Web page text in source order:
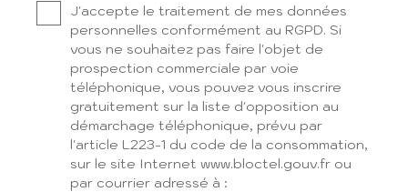
J'accepte le traitement de mes données
personnelles conformément au RGPD. Si
vous ne souhaitez pas faire l'objet de
prospection commerciale par voie
téléphonique, vous pouvez vous inscrire
gratuitement sur la liste d'opposition au
démarchage téléphonique, prévu par
l'article L223-1 du code de la consommation,
sur le site Internet www.bloctel.gouv.fr ou
par courrier adressé à :